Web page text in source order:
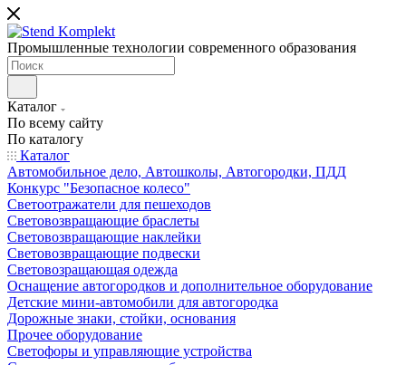
Промышленные технологии современного образования
Каталог
По всему сайту
По каталогу
Каталог
Автомобильное дело, Автошколы, Автогородки, ПДД
Конкурс "Безопасное колесо"
Светоотражатели для пешеходов
Световозвращающие браслеты
Световозвращающие наклейки
Световозвращающие подвески
Световозращающая одежда
Оснащение автогородков и дополнительное оборудование
Детские мини-автомобили для автогородка
Дорожные знаки, стойки, основания
Прочее оборудование
Светофоры и управляющие устройства